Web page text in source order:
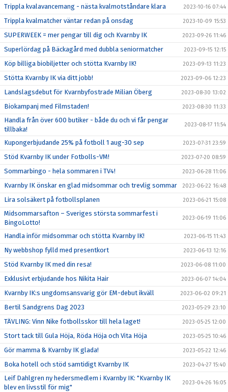
Trippla kvalavancemang - nästa kvalmotståndare klara 2023-10-16 07:44
Trippla kvalmatcher väntar redan på onsdag 2023-10-09 15:53
SUPERWEEK = mer pengar till dig och Kvarnby IK 2023-09-26 11:46
Superlördag på Bäckagård med dubbla seniormatcher 2023-09-15 12:15
Köp billiga biobiljetter och stötta Kvarnby IK! 2023-09-13 11:23
Stötta Kvarnby IK via ditt jobb! 2023-09-06 12:23
Landslagsdebut för Kvarnbyfostrade Milian Öberg 2023-08-30 13:02
Biokampanj med Filmstaden! 2023-08-30 11:33
Handla från över 600 butiker - både du och vi får pengar
tillbaka!
2023-08-17 11:54
Kupongerbjudande 25% på fotboll 1 aug-30 sep 2023-07-31 23:59
Stöd Kvarnby IK under Fotbolls-VM! 2023-07-20 08:59
Sommarbingo - hela sommaren i TV4! 2023-06-28 11:06
Kvarnby IK önskar en glad midsommar och trevlig sommar 2023-06-22 16:48
Lira solsäkert på fotbollsplanen 2023-06-21 15:08
Midsommarsafton – Sveriges största sommarfest i
BingoLotto!
2023-06-19 11:06
Handla inför midsommar och stötta Kvarnby IK! 2023-06-15 11:43
Ny webbshop fylld med presentkort 2023-06-13 12:16
Stöd Kvarnby IK med din resa! 2023-06-08 11:00
Exklusivt erbjudande hos Nikita Hair 2023-06-07 14:04
Kvarnby IK:s ungdomsansvarig gör EM-debut ikväll 2023-06-02 09:21
Bertil Sandgrens Dag 2023 2023-05-29 23:10
TÄVLING: Vinn Nike fotbollsskor till hela laget! 2023-05-25 12:00
Stort tack till Gula Höja, Röda Höja och Vita Höja 2023-05-25 10:46
Gör mamma & Kvarnby IK glada! 2023-05-22 12:46
Boka hotell och stöd samtidigt Kvarnby IK 2023-04-27 15:40
Leif Dahlgren ny hedersmedlem i Kvarnby IK: "Kvarnby IK
blev en livsstil för mig"
2023-04-26 16:05